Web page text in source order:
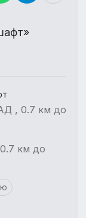
, 0.7 км до
км до